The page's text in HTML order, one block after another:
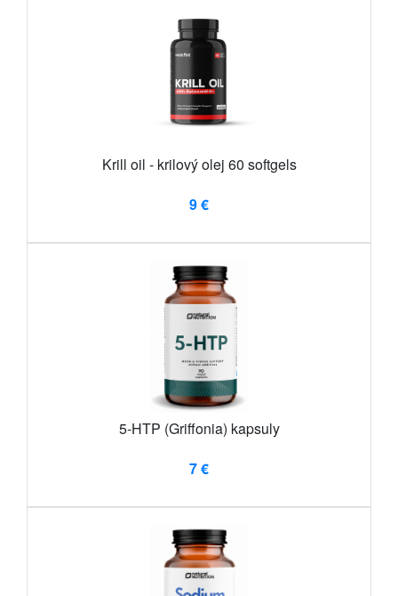
Krill oil - krilový olej 60 softgels
9 €
5-HTP (Griffonia) kapsuly
7 €